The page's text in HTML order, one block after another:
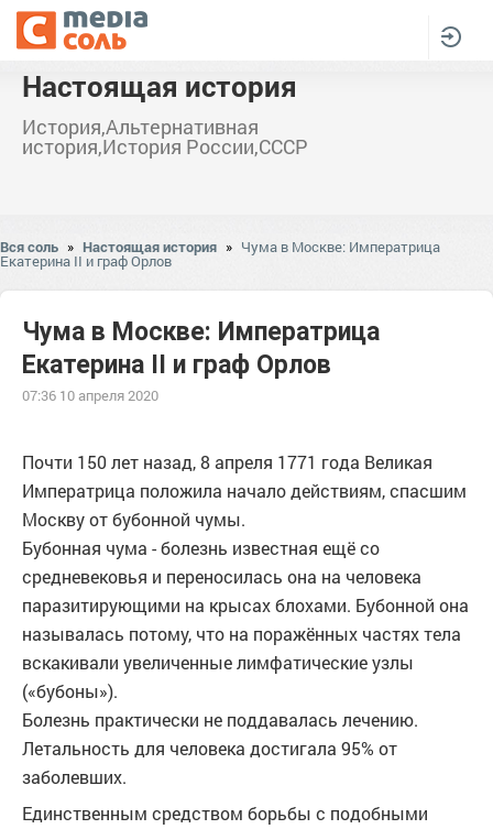
Настоящая история
История,Альтернативная
история,История России,СССР
Вся соль » Настоящая история » Чума в Москве: Императрица
Екатерина II и граф Орлов
Чума в Москве: Императрица
Екатерина II и граф Орлов
07:36 10 апреля 2020
Почти 150 лет назад, 8 апреля 1771 года Великая
Императрица положила начало действиям, спасшим
Москву от бубонной чумы.
Бубонная чума - болезнь известная ещё со
средневековья и переносилась она на человека
паразитирующими на крысах блохами. Бубонной она
называлась потому, что на поражённых частях тела
вскакивали увеличенные лимфатические узлы
(«бубоны»).
Болезнь практически не поддавалась лечению.
Летальность для человека достигала 95% от
заболевших.
Единственным средством борьбы с подобными